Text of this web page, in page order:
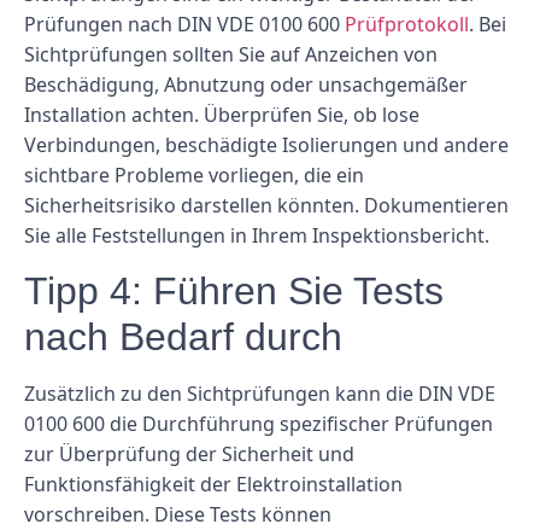
Prüfungen nach DIN VDE 0100 600 Prüfprotokoll. Bei
Sichtprüfungen sollten Sie auf Anzeichen von
Beschädigung, Abnutzung oder unsachgemäßer
Installation achten. Überprüfen Sie, ob lose
Verbindungen, beschädigte Isolierungen und andere
sichtbare Probleme vorliegen, die ein
Sicherheitsrisiko darstellen könnten. Dokumentieren
Sie alle Feststellungen in Ihrem Inspektionsbericht.
Tipp 4: Führen Sie Tests
nach Bedarf durch
Zusätzlich zu den Sichtprüfungen kann die DIN VDE
0100 600 die Durchführung spezifischer Prüfungen
zur Überprüfung der Sicherheit und
Funktionsfähigkeit der Elektroinstallation
vorschreiben. Diese Tests können